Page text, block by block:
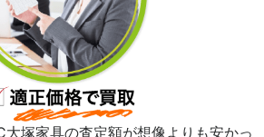
塚家具の査定額が想像よりも安かっ